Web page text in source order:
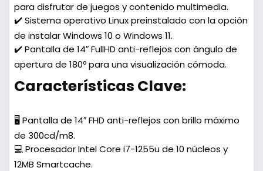
para disfrutar de juegos y contenido multimedia.
✔️ Sistema operativo Linux preinstalado con la opción
de instalar Windows 10 o Windows 11.
✔️ Pantalla de 14″ FullHD anti-reflejos con ángulo de
apertura de 180º para una visualización cómoda.
Características Clave:
🖥️ Pantalla de 14″ FHD anti-reflejos con brillo máximo
de 300cd/m8.
💻 Procesador Intel Core i7-1255u de 10 núcleos y
12MB Smartcache.